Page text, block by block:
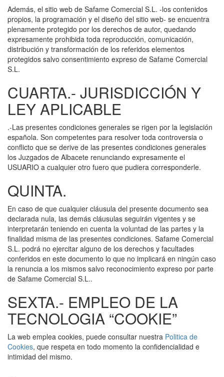
Además, el sitio web de Safame Comercial S.L. -los contenidos
propios, la programación y el diseño del sitio web- se encuentra
plenamente protegido por los derechos de autor, quedando
expresamente prohibida toda reproducción, comunicación,
distribución y transformación de los referidos elementos
protegidos salvo consentimiento expreso de Safame Comercial
S.L.
CUARTA.- JURISDICCIÓN Y
LEY APLICABLE
.-Las presentes condiciones generales se rigen por la legislación
española. Son competentes para resolver toda controversia o
conflicto que se derive de las presentes condiciones generales
los Juzgados de Albacete renunciando expresamente el
USUARIO a cualquier otro fuero que pudiera corresponderle.
QUINTA.
En caso de que cualquier cláusula del presente documento sea
declarada nula, las demás cláusulas seguirán vigentes y se
interpretarán teniendo en cuenta la voluntad de las partes y la
finalidad misma de las presentes condiciones. Safame Comercial
S.L. podrá no ejercitar alguno de los derechos y facultades
conferidos en este documento lo que no implicará en ningún caso
la renuncia a los mismos salvo reconocimiento expreso por parte
de Safame Comercial S.L..
SEXTA.- EMPLEO DE LA
TECNOLOGIA “COOKIE”
La web emplea cookies, puede consultar nuestra Politica de
Cookies, que respeta en todo momento la confidencialidad e
intimidad del mismo.